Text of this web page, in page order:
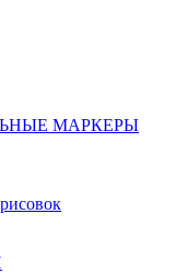
МАРКЕРЫ